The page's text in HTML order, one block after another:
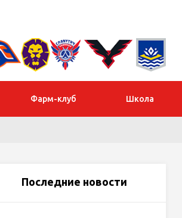
Фарм-клуб Школа
Последние новости